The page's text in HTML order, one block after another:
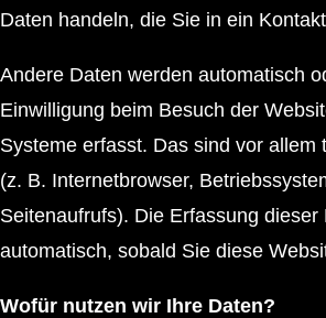
Daten handeln, die Sie in ein
Andere Daten werden automatisch
Einwilligung beim Besuch der
Systeme erfasst. Das sind vor allem
(z. B. Internetbrowser,
Seitenaufrufs). Die Erfassung dieser
automatisch, sobald Sie diese
Wofür nutzen wir Ihre Daten?